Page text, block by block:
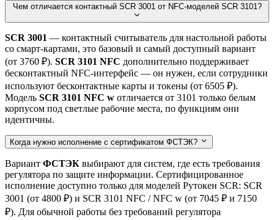
Чем отличается контактный SCR 3001 от NFC-моделей SCR 3101?
SCR 3001 — контактный считыватель для настольной работы
со смарт-картами, это базовый и самый доступный вариант
(от 3760 ₽). SCR 3101 NFC дополнительно поддерживает
бесконтактный NFC-интерфейс — он нужен, если сотрудники
используют бесконтактные карты и токены (от 6505 ₽).
Модель SCR 3101 NFC w отличается от 3101 только белым
корпусом под светлые рабочие места, по функциям они
идентичны.
Когда нужно исполнение с сертификатом ФСТЭК?
Вариант ФСТЭК выбирают для систем, где есть требования
регулятора по защите информации. Сертифицированное
исполнение доступно только для моделей Рутокен SCR: SCR
3001 (от 4800 ₽) и SCR 3101 NFC / NFC w (от 7045 ₽ и 7150
₽). Для обычной работы без требований регулятора